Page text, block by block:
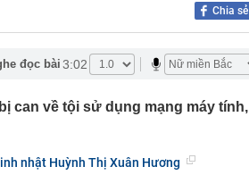
với Bằng Kiều
Bắc có điểm chuẩn gần
Chia sẻ
đọc bài 3:02
can về tội sử dụng mạng máy tính,
nhật Huỳnh Thị Xuân Hương